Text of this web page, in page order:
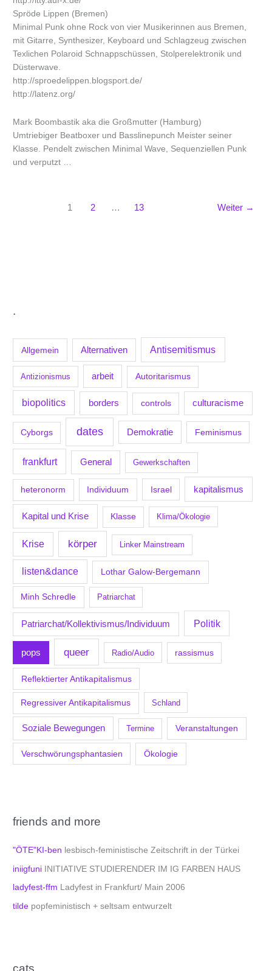
.
Allgemein Alternativen Antisemitismus
Antizionismus arbeit Autoritarismus
biopolitics borders controls culturacisme
Cyborgs dates Demokratie Feminismus
frankfurt General Gewerkschaften
heteronorm Individuum Israel kapitalismus
Kapital und Krise Klasse Klima/Ökologie
Krise körper Linker Mainstream
listen&dance Lothar Galow-Bergemann
Minh Schredle Patriarchat
Patriarchat/Kollektivismus/Individuum Politik
pops queer Radio/Audio rassismus
Reflektierter Antikapitalismus
Regressiver Antikapitalismus Schland
Soziale Bewegungen Termine Veranstaltungen
Verschwörungsphantasien Ökologie
friends and more
"ÖTE"KI-ben lesbisch-feministische Zeitschrift in der Türkei
iniigfuni INITIATIVE STUDIERENDER IM IG FARBEN HAUS
ladyfest-ffm Ladyfest in Frankfurt/ Main 2006
tilde popfeministisch + seltsam entwurzelt
cats
Spröde Lippen (Bremen)
Minimal Punk ohne Rock von vier Musikerinnen aus Bremen,
mit Gitarre, Synthesizer, Keyboard und Schlagzeug zwischen
Texlichen Polaroid Schnappschüssen, Stolperelektronik und
Düsterwave.
http://sproedelippen.blogsport.de/
http://latenz.org/
Mark Boombastik aka die Großmutter (Hamburg)
Umtriebiger Beatboxer und Basslinepunch Meister seiner
Klasse. Pendelt zwischen Minimal Wave, Sequenziellen Punk
und verputzt …
1 2 … 13 Weiter →